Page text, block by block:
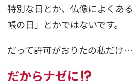
特別な日とか、仏像によくあ
帳の日」とかではないです。
だって許可がおりたの私だけ…
だからナゼに